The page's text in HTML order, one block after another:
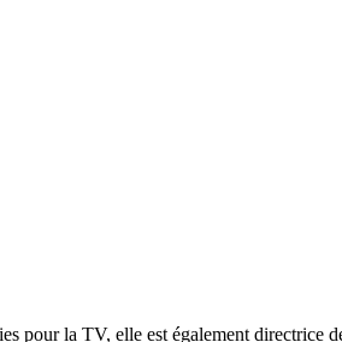
pour la TV, elle est également directrice